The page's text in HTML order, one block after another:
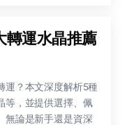
轉運水晶推薦
運？本文深度解析5種
等，並提供選擇、佩
無論是新手還是資深